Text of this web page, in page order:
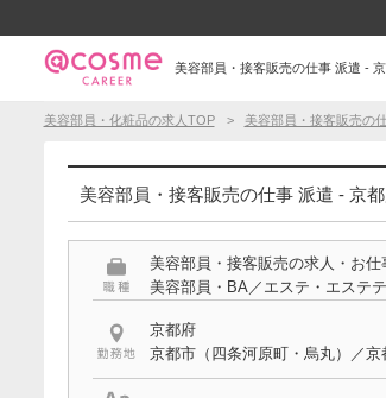
美容部員・接客販売の仕事 派遣 -
美容部員・化粧品の求人TOP 美容部員・接客販売の
美容部員・接客販売の仕事 派遣 - 京
美容部員・接客販売の求人・お仕
美容部員・BA／エステ・エステ
京都府
京都市（四条河原町・烏丸）／京